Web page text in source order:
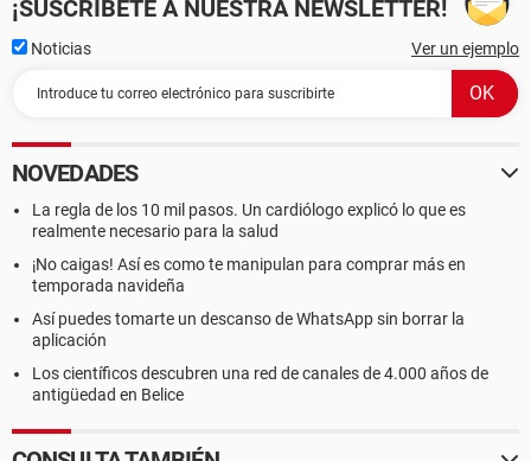
¡SUSCRÍBETE A NUESTRA NEWSLETTER!
Noticias Ver un ejemplo
NOVEDADES
La regla de los 10 mil pasos. Un cardiólogo explicó lo que es
realmente necesario para la salud
¡No caigas! Así es como te manipulan para comprar más en
temporada navideña
Así puedes tomarte un descanso de WhatsApp sin borrar la
aplicación
Los científicos descubren una red de canales de 4.000 años de
antigüedad en Belice